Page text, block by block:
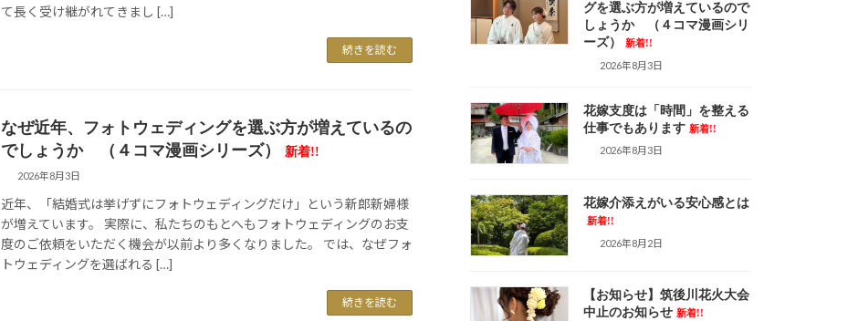
て長く受け継がれてきまし […]
続きを読む
なぜ近年、フォトウェディングを選ぶ方が増えているの
でしょうか （４コマ漫画シリーズ）
新着!!
2026年8月3日
近年、「結婚式は挙げずにフォトウェディングだけ」という新郎新婦様
が増えています。 実際に、私たちのもとへもフォトウェディングのお支
度のご依頼をいただく機会が以前より多くなりました。 では、なぜフォ
トウェディングを選ばれる […]
続きを読む
グを選ぶ方が増えているので
しょうか （４コマ漫画シリ
ーズ）
新着!!
2026年8月3日
花嫁支度は「時間」を整える
仕事でもあります 新着!!
2026年8月3日
花嫁介添えがいる安心感とは
新着!!
2026年8月2日
【お知らせ】筑後川花火大会
中止のお知らせ 新着!!